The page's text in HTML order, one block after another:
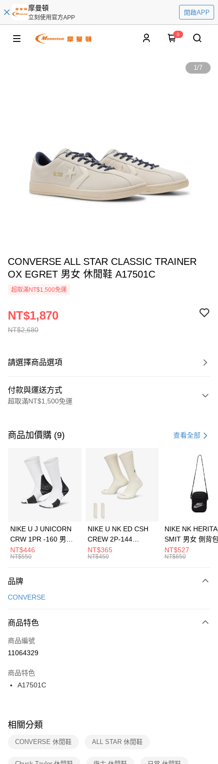
摩曼頓
立刻使用官方APP
開啟APP
0
1/7
CONVERSE ALL STAR CLASSIC TRAINER
OX EGRET 男女 休閒鞋 A17501C
超取滿NT$1,500免運
NT$2,680
NT$1,870
請選擇商品選項
付款與運送方式
超取滿NT$1,500免運
信用卡一次付款
3 期 0 利率 每期 21家銀行
合作金庫商業銀行
第一商業銀行
華南商業銀行
彰化商業銀行
上海商業儲蓄銀行
元大商業銀行
台灣樂天信用卡公司
Apple Pay
全盈+PAY
AFTEE先享後付
【關於「AFTEE先享後付」】
便利好安心！
３．安心：先確認商品／服務後，再付款。
【「AFTEE先享後付」結帳流程】
１．於結帳方式選擇「AFTEE先享後付」後，將跳轉至「AFTEE先享後付」
２．訂單成立數日內，您將收到繳費通知簡訊。
３．收到繳費通知簡訊後14天內，點擊此簡訊中的連結，可透過四大超商／
ATM／網路銀行／等多元方式進行付款，方視為交易完成。
※ 交易是否成功請以「AFTEE先享後付 」之結帳頁面顯示為準，若有關於
是否繳費成功／繳費後需取消欲退款等相關疑問，請聯繫「AFTEE先享後付
客戶支援中心」 https://netprotections.freshdesk.com/support/home
運送方式
每筆NT$100，滿NT$1,500(含以上)免運費
宅配
每筆NT$100，滿NT$1,500(含以上)免運費
付款後門市自取
每筆NT$100，滿NT$1,500(含以上)免運費
商品加價購 (9) 查看全部
NIKE U J UNICORN
CRW 1PR -160 男女
中統襪 FZ3393100
NT$446
NT$550
NIKE U NK ED CSH
CREW 2P-144
EMBRDY 男女 短統襪
FZ3073133
NT$365
NT$450
NIKE NK
SMIT 男女 側背
BA5871010
NT$527
NT$650
品牌
CONVERSE
商品特色
商品編號
11064329
商品特色
A17501C
相關分類
CONVERSE 休閒鞋 ALL STAR 休閒鞋